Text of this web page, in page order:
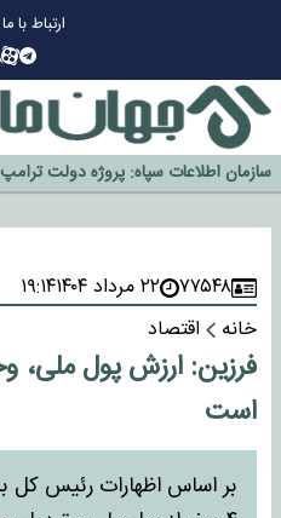
ارتباط با ما
گزینه جدایی اوسمار روی میز مدیران
آیا رئیس جمهور آمریکا قانون را دور می‌زند؟
اخراج رسمی چهره نامدار از پرسپولیس
سازمان اطلاعات سپاه: پروژه دولت
خورد
۷۷۵۴۸ ۲۲ مرداد ۱۴۰۴
۱۹:۱۴
خانه
اقتصاد
فرزین: ارزش پول ملی،
است
بر اساس اظهارات رئیس